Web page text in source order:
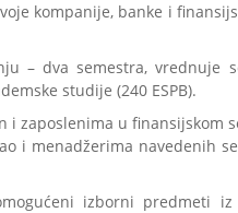
kompanije, banke i
– dva semestra, vrednuje
studije (240 ESPB).
i zaposlenima u finansijskom
i menadžerima navedenih
izborni predmeti iz